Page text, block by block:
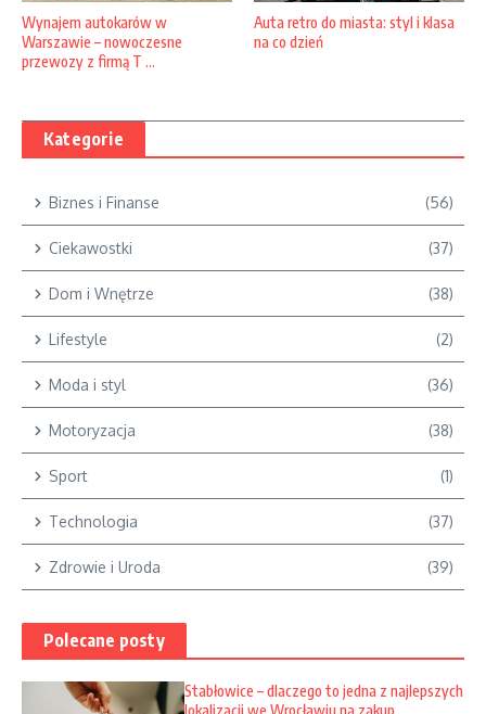
Wynajem autokarów w
Warszawie – nowoczesne
przewozy z firmą T ...
Auta retro do miasta: styl i klasa
na co dzień
Kategorie
Biznes i Finanse (56)
Ciekawostki (37)
Dom i Wnętrze (38)
Lifestyle (2)
Moda i styl (36)
Motoryzacja (38)
Sport (1)
Technologia (37)
Zdrowie i Uroda (39)
Polecane posty
Stabłowice – dlaczego to jedna z najlepszych